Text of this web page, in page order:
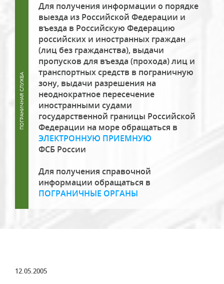
Для получения информации о порядке
выезда из Российской Федерации и
въезда в Российскую Федерацию
российских и иностранных граждан
(лиц без гражданства), выдачи
пропусков для въезда (прохода) лиц и
транспортных средств в пограничную
зону, выдачи разрешения на
неоднократное пересечение
иностранными судами
государственной границы Российской
Федерации на море обращаться в
ЭЛЕКТРОННУЮ ПРИЕМНУЮ
ФСБ России
Для получения справочной
информации обращаться в
ПОГРАНИЧНЫЕ ОРГАНЫ
12.05.2005